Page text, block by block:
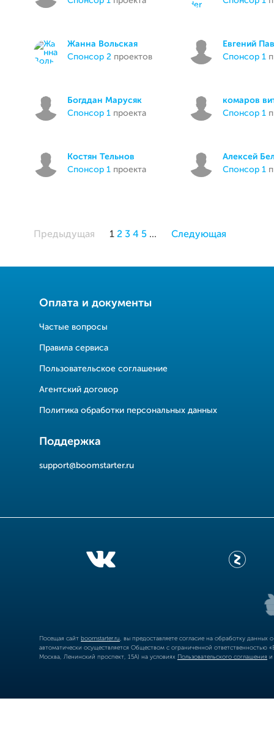
Жанна Вольская
спонсор 2 проектов
Евгений
спонсор 1
Богддан Марусяк
спонсор 1 проекта
комаров
спонсор 1
Костян Тельнов
спонсор 1 проекта
Алексей
спонсор 1
Предыдущая 1 2 3 4 5 ... Следующая
Оплата и документы
Частые вопросы
Правила сервиса
Пользовательское соглашение
Агентский договор
Политика обработки персональных данных
Поддержка
support@boomstarter.ru
Посещая сайт boomstarter.ru , вы предоставляете согласие на обработку
автоматически осуществляется Обществом с ограниченной
Москва, Ленинский проспект, 15А) на условиях Пользовательского соглашения и